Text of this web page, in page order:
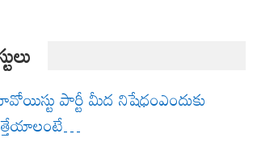
పార్టీ మీద నిషేధంఎందుకు